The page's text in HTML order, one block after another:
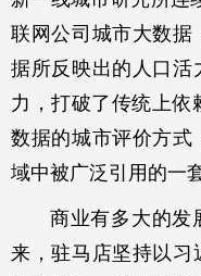
联网公司城市大数据
据所反映出的人口活
力，打破了传统上依
数据的城市评价方式
域中被广泛引用的一
商业有多大的发
来，驻马店坚持以习